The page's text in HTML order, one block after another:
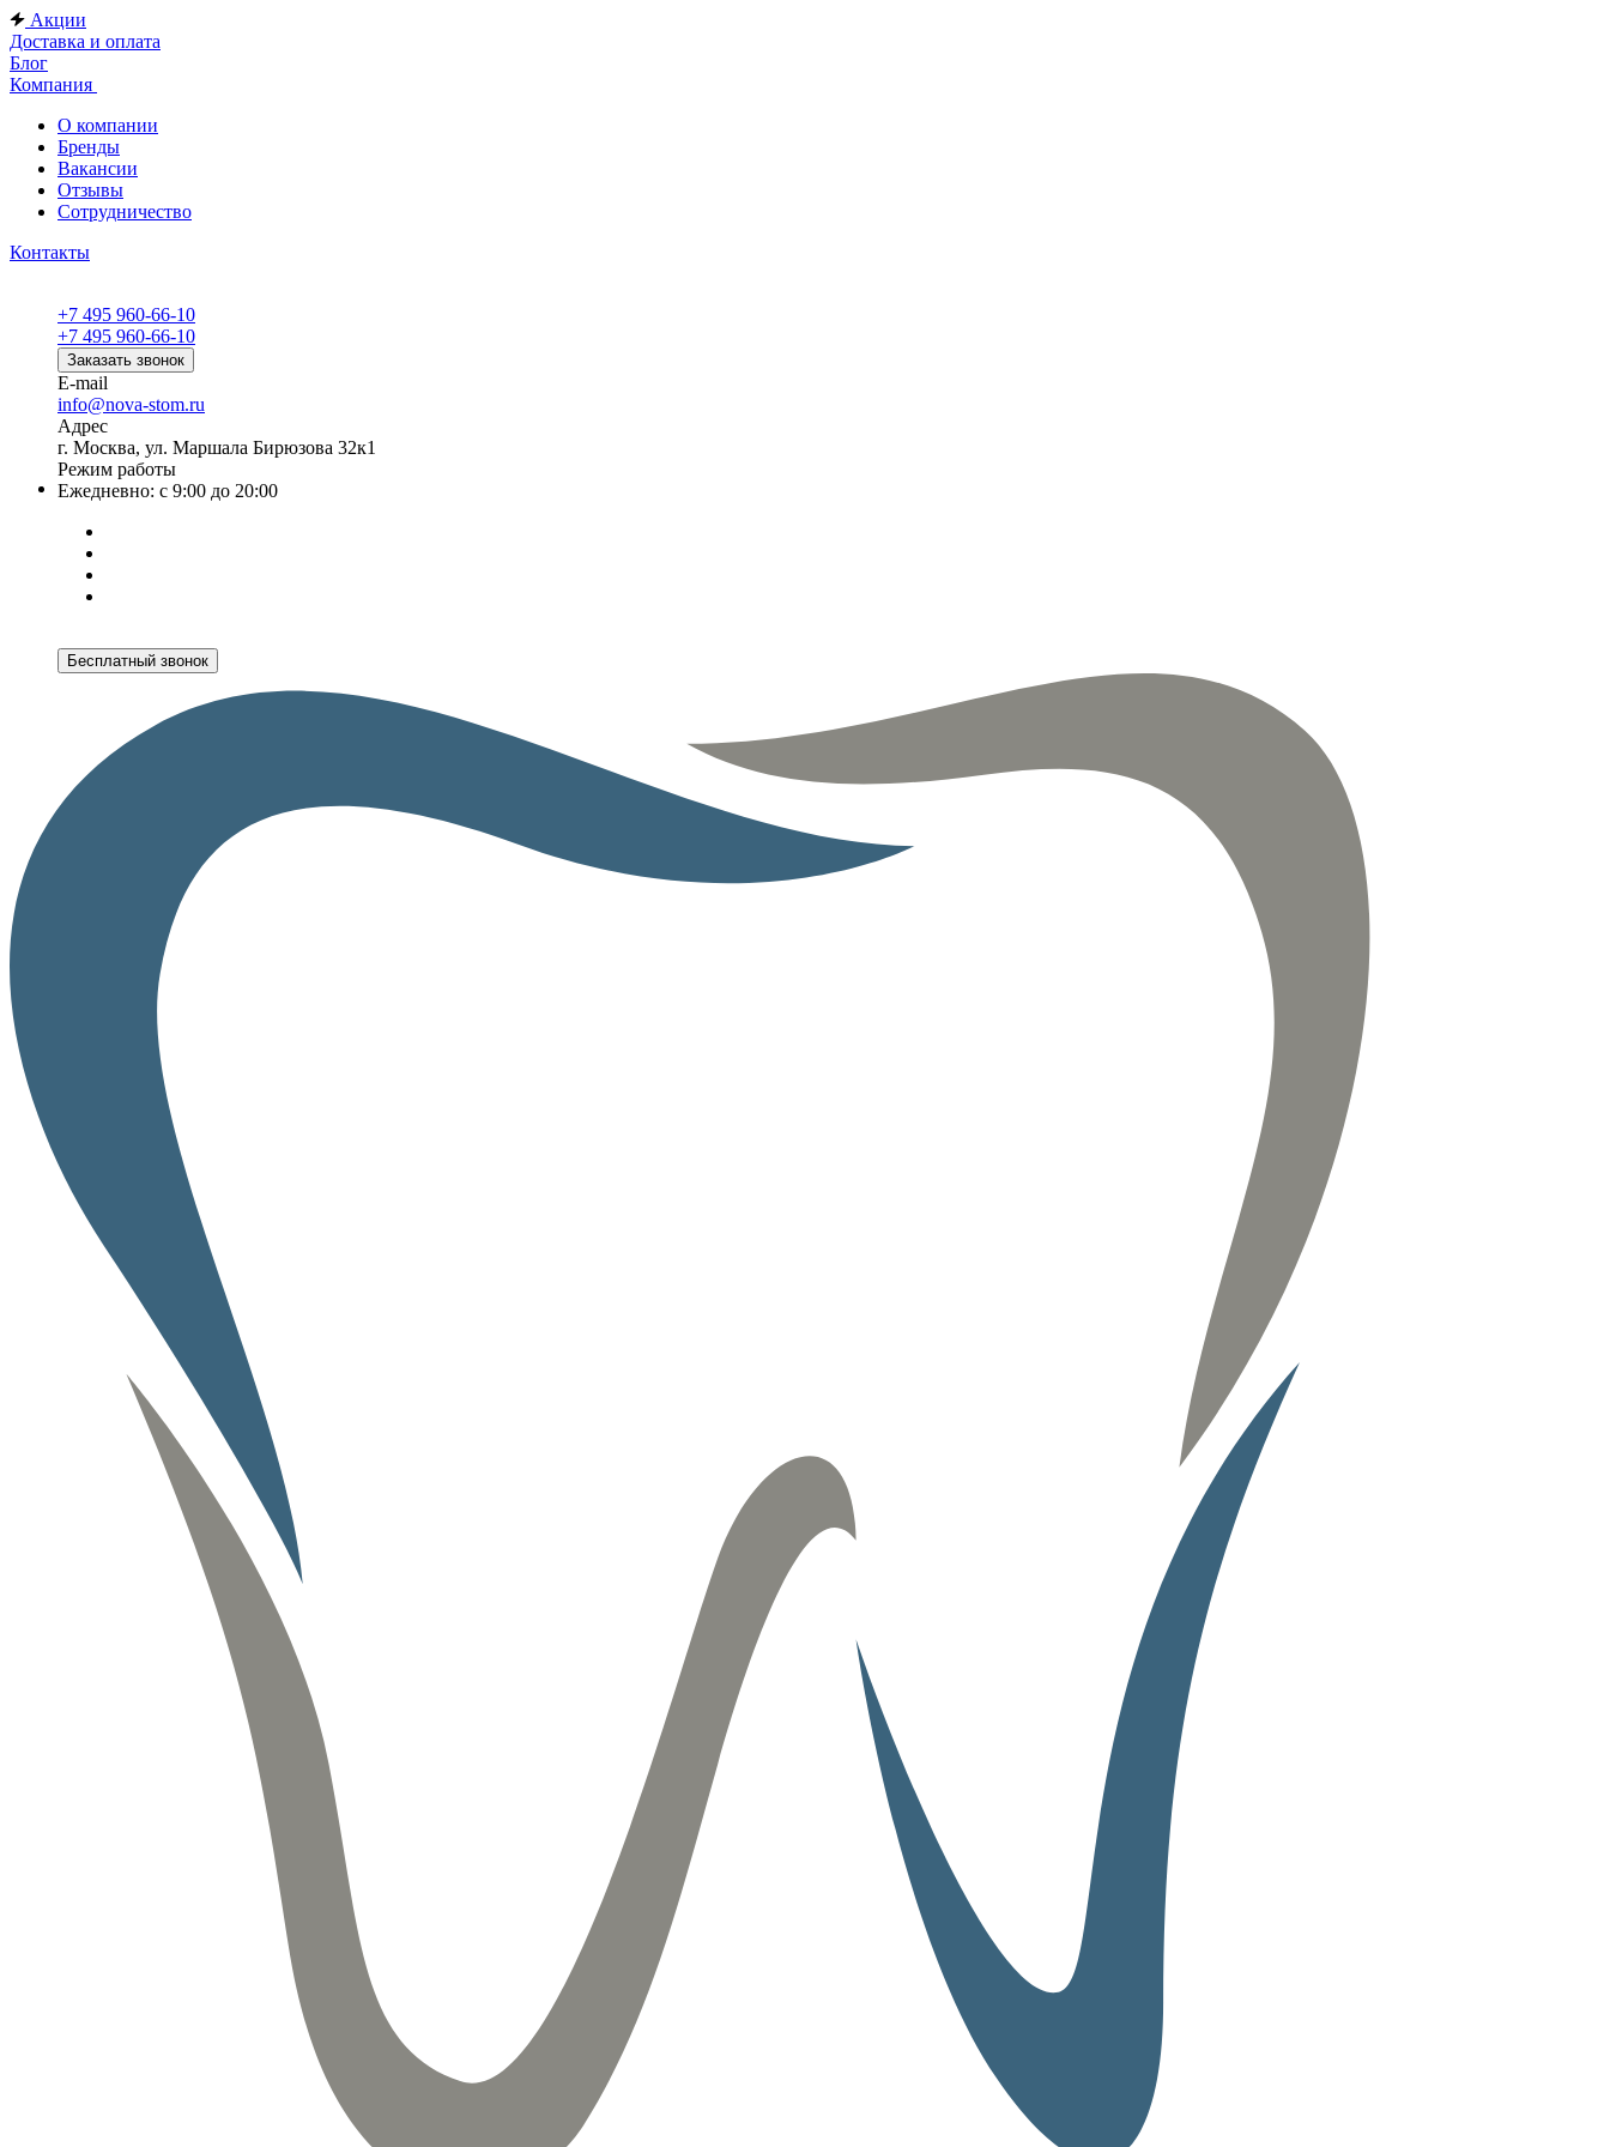
Акции
Доставка и оплата
Блог
Компания
О компании
Бренды
Вакансии
Отзывы
Сотрудничество
Контакты
+7 495 960-66-10
+7 495 960-66-10
Заказать звонок
E-mail
info@nova-stom.ru
Адрес
г. Москва, ул. Маршала Бирюзова 32к1
Режим работы
Ежедневно: с 9:00 до 20:00
Бесплатный звонок